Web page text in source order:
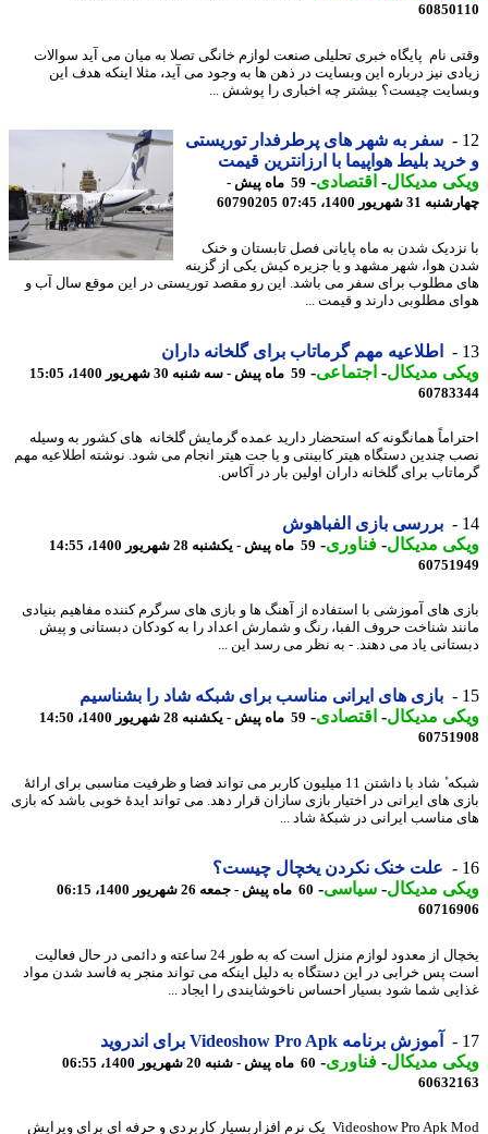
نام پایگاه خبری تحلیلی صنعت لوازم خانگی تصلا به میان می آید سوالات
نیز درباره این وبسایت در ذهن ها به وجود می آید، مثلا اینکه هدف این
چیست؟ بیشتر چه اخباری را پوشش ...
سفر به شهر های پرطرفدار توریستی
بلیط هواپیما با ارزانترین قیمت
مدیکال-اقتصادی-
59 ماه پیش -
شهریور 1400، 07:45
60790205
شدن به ماه پایانی فصل تابستان و خنک
هوا، شهر مشهد و یا جزیره کیش یکی از گزینه
مطلوب برای سفر می باشد. این رو مقصد توریستی در این موقع سال آب و
مطلوبی دارند و قیمت ...
اطلاعیه مهم گرماتاب برای گلخانه داران
مدیکال-اجتماعی-59 ماه پیش - سه شنبه 30 شهریور 1400، 15:05
همانگونه که استحضار دارید عمده گرمایش گلخانه های کشور به وسیله
چندین دستگاه هیتر کابینتی و یا جت هیتر انجام می شود. نوشته اطلاعیه مهم
برای گلخانه داران اولین بار در آکاس.
بررسی بازی الفباهوش
مدیکال-فناوری- 59 ماه پیش - یکشنبه 28 شهریور 1400، 14:55
های آموزشی با استفاده از آهنگ ها و بازی های سرگرم کننده مفاهیم بنیادی
شناخت حروف الفبا، رنگ و شمارش اعداد را به کودکان دبستانی و پیش
یاد می دهند. - به نظر می رسد این ...
بازی های ایرانی مناسب برای شبکه شاد را بشناسیم
مدیکال-اقتصادی-59 ماه پیش - یکشنبه 28 شهریور 1400، 14:50
شبکه ٔ شاد با داشتن 11 میلیون کاربر می تواند فضا و ظرفیت مناسبی برای ارائهٔ
های ایرانی در اختیار بازی سازان قرار دهد. می تواند ایدهٔ خوبی باشد که بازی
مناسب ایرانی در شبکهٔ شاد ...
علت خنک نکردن یخچال چیست؟
مدیکال-سیاسی-60 ماه پیش - جمعه 26 شهریور 1400، 06:15
یخچال از معدود لوازم منزل است که به طور 24 ساعته و دائمی در حال فعالیت
پس خرابی در این دستگاه به دلیل اینکه می تواند منجر به فاسد شدن مواد
شما شود بسیار احساس ناخوشایندی را ایجاد ...
آموزش برنامه Videoshow Pro Apk برای اندروید
مدیکال-فناوری- 60 ماه پیش - شنبه 20 شهریور 1400، 06:55
Videoshow Pro Apk Mod یک نرم افزاربسیار کاربردی و حرفه ای برای ویرایش